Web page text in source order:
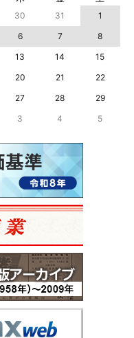
30 31
1
6 7
8
13 14
15
20 21
22
27 28
29
3 4 5